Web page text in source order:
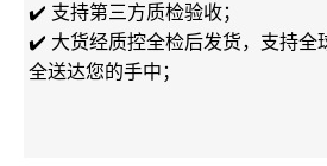
✔️ 支持第三方质检验收；
✔️ 大货经质控全检后发货，支持全
全送达您的手中；